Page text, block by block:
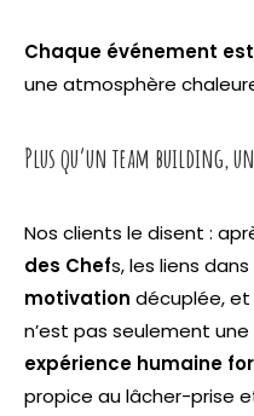
Chaque événement
une atmosphère
Plus qu’un team building,
Nos clients le disent :
des Chefs, les liens
motivation décuplée, et
n’est pas seulement
expérience humaine
propice au lâcher-prise